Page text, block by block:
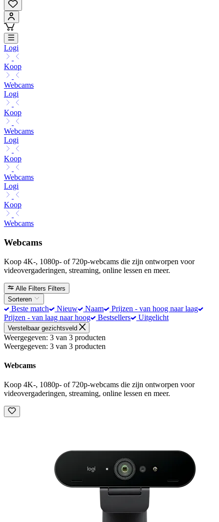
Logi
Koop
Webcams
Logi
Koop
Webcams
Logi
Koop
Webcams
Logi
Koop
Webcams
Webcams
Koop 4K-, 1080p- of 720p-webcams die zijn ontworpen voor
videovergaderingen, streaming, online lessen en meer.
Alle Filters Filters
Sorteren
Beste match Nieuw Naam
Prijzen - van hoog naar laag
Prijzen - van laag naar hoog
Bestsellers Uitgelicht
Verstelbaar gezichtsveld
Weergegeven: 3 van 3 producten
Weergegeven: 3 van 3 producten
Webcams
Koop 4K-, 1080p- of 720p-webcams die zijn ontworpen voor
videovergaderingen, streaming, online lessen en meer.